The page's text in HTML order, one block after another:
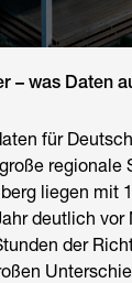
– was Daten
für
regionale
liegen mit
deutlich vor
der